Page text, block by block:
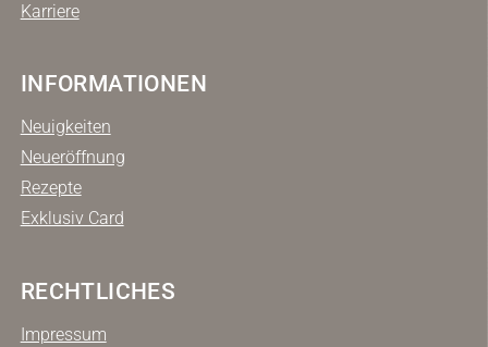
Karriere
INFORMATIONEN
Neuigkeiten
Neueröffnung
Rezepte
Exklusiv Card
RECHTLICHES
Impressum